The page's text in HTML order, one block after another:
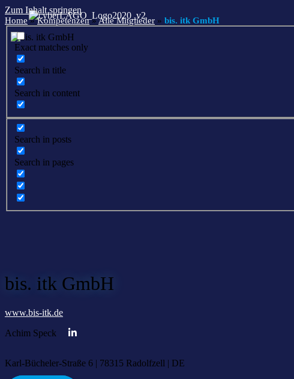
Zum Inhalt springen
Exact matches only
Search in title
Search in content
Search in posts
Search in pages
Home»Kompetenzen»Alle Mitglieder » bis. itk GmbH
bis. itk GmbH
www.bis-itk.de
Achim Speck
Karl-Bücheler-Straße 6 | 78315 Radolfzell | DE